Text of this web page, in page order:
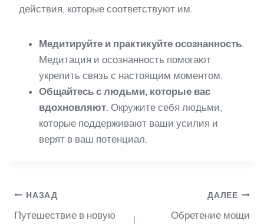
действия, которые соответствуют им.
Медитируйте и практикуйте осознанность.
Медитация и осознанность помогают
укрепить связь с настоящим моментом.
Общайтесь с людьми, которые вас
вдохновляют. Окружите себя людьми,
которые поддерживают ваши усилия и
верят в ваш потенциал.
Навигация
НАЗАД
Путешествие в новую
ДАЛЕЕ
Обретение мощи